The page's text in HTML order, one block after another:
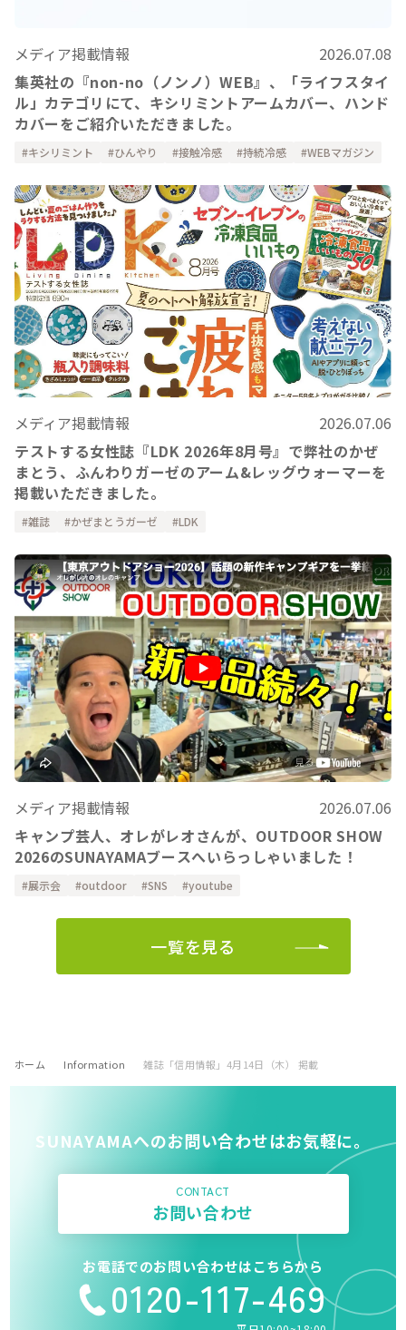
メディア掲載情報
2026.07.08
集英社の『non-no（ノンノ）WEB』、「ライフスタイ
ル」カテゴリにて、キシリミントアームカバー、ハンド
カバーをご紹介いただきました。
キシリミント ひんやり 接触冷感 持続冷感 WEBマガジン
メディア掲載情報
2026.07.06
テストする女性誌『LDK 2026年8月号』で弊社のかぜ
まとう、ふんわりガーゼのアーム&レッグウォーマーを
掲載いただきました。
雑誌 かぜまとうガーゼ LDK
メディア掲載情報
2026.07.06
キャンプ芸人、オレがレオさんが、OUTDOOR SHOW
2026のSUNAYAMAブースへいらっしゃいました！
展示会 outdoor SNS youtube
一覧を見る
ホーム Information 雑誌「信用情報」4月14日（木） 掲載
SUNAYAMAへのお問い合わせはお気軽に。
CONTACT
お問い合わせ
お電話でのお問い合わせはこちらから
0120-117-469